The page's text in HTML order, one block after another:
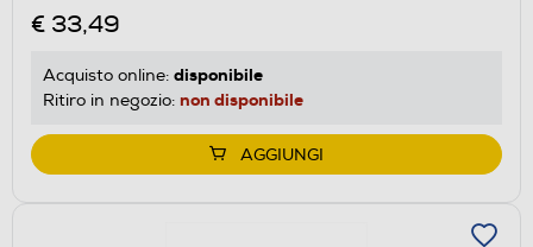
€ 33,49
Acquisto online: disponibile
Ritiro in negozio: non disponibile
AGGIUNGI